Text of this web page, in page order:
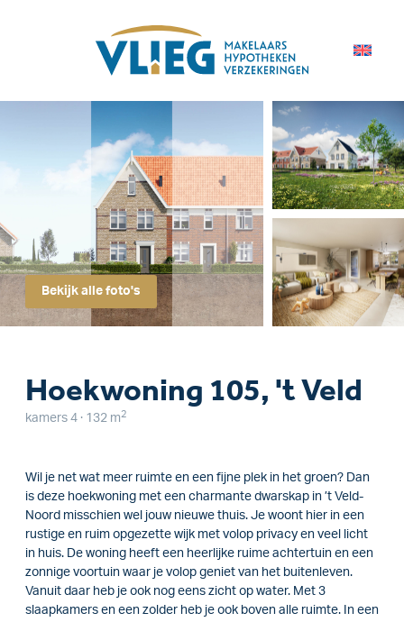
Bekijk alle foto's
Hoekwoning 105, 't Veld
kamers 4 · 132 m 2
Wil je net wat meer ruimte en een fijne plek in het groen? Dan
is deze hoekwoning met een charmante dwarskap in ’t Veld-
Noord misschien wel jouw nieuwe thuis. Je woont hier in een
rustige en ruim opgezette wijk met volop privacy en veel licht
in huis. De woning heeft een heerlijke ruime achtertuin en een
zonnige voortuin waar je volop geniet van het buitenleven.
Vanuit daar heb je ook nog eens zicht op water. Met 3
slaapkamers en een zolder heb je ook boven alle ruimte. In een